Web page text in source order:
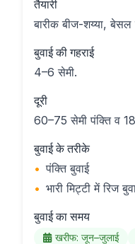
तैयारी
बारीक बीज-शय्या, बेसल
बुवाई की गहराई
4–6 सेमी.
दूरी
60–75 सेमी पंक्ति व
बुवाई के तरीके
• पंक्ति बुवाई
• भारी मिट्टी में रिज
बुवाई का समय
खरीफ: जून–जुलाई